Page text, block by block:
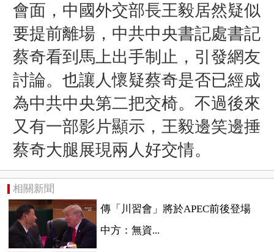
會面，中國外交部長王毅居然疑似
要提前離場，中共中央書記處書記
蔡奇看到馬上出手制止， 引發網友
討論。也讓人懷疑蔡奇是否已經成
為中共中央第二把交椅。 不過後來
又有一部影片顯示，王毅邊笑邊捶
蔡奇大腿展現兩人好交情。
相關新聞
傳「川習會」將於APEC前後登場
中方：無資...